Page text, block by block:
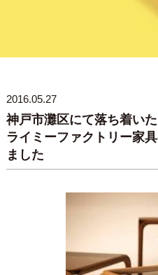
2016.05.27
神戸市灘区にて落ち着い
ライミーファクトリー家
ました